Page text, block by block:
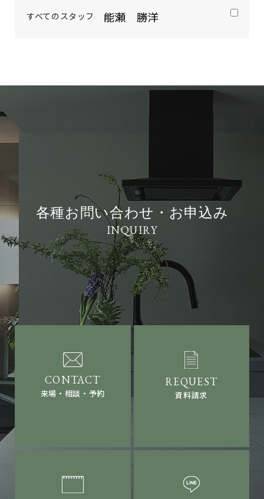
すべてのスタッフ
各種お問い合わせ・お申込み
来場・相談・予約 資料請求